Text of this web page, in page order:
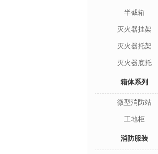
半截箱
灭火器挂架
灭火器托架
灭火器底托
箱体系列
微型消防站
工地柜
消防服装